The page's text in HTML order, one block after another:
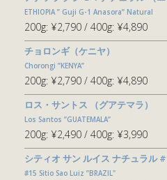
ETHIOPIA ” Guji G-1 Anasora” Natural
200g: ¥2,790 400g: ¥4,890
チョロンギ（ケニヤ）
Chorongi ”KENYA”
200g: ¥2,790 400g: ¥4,890
ロス・サントス （グアテマラ）
Los Santos ”GUATEMALA”
200g: ¥2,490 400g: ¥3,990
シティオ サン ルイス ナチュラル
#15 Sitio Sao Luiz ”BRAZIL"